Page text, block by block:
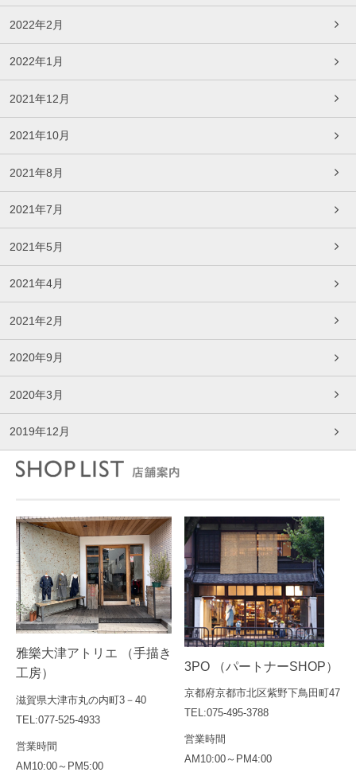
2022年2月
2022年1月
2021年12月
2021年10月
2021年8月
2021年7月
2021年5月
2021年4月
2021年2月
2020年9月
2020年3月
2019年12月
雅樂大津アトリエ （手描き
工房）
滋賀県大津市丸の内町3－40
TEL:077-525-4933
営業時間
AM10:00～PM5:00
3PO （パートナーSHOP）
京都府京都市北区紫野下鳥田町47
TEL:075-495-3788
営業時間
AM10:00～PM4:00